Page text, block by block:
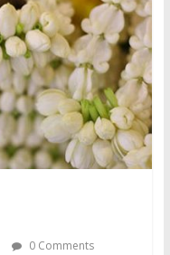
0 Comments